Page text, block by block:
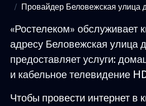
Провайдер Беловежская улица
«Ростелеком» обслуживает
адресу Беловежская улица
предоставляет услуги:
и кабельное телевидение
Чтобы провести интернет в